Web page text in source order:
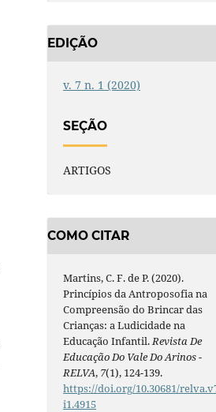
EDIÇÃO
v. 7 n. 1 (2020)
SEÇÃO
ARTIGOS
COMO CITAR
Martins, C. F. de P. (2020).
Princípios da Antroposofia na
Compreensão do Brincar das
Crianças: a Ludicidade na
Educação Infantil. Revista De
Educação Do Vale Do Arinos -
RELVA, 7(1), 124-139.
https://doi.org/10.30681/
i1.4915